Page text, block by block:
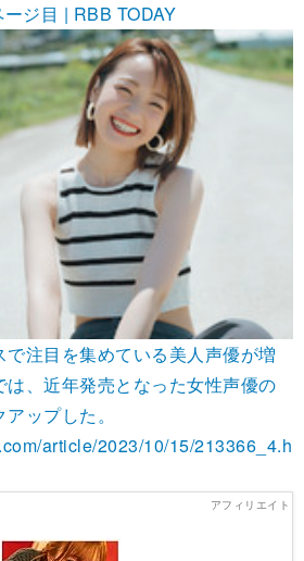
ジ目 | RBB TODAY
注目を集めている美人声優が増
は、近年発売となった女性声優の
ップした。
article/2023/10/15/213366_4.h